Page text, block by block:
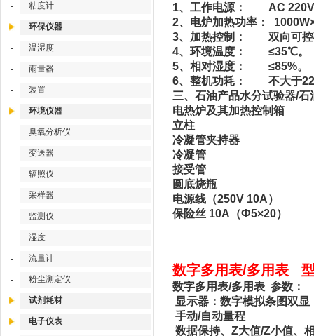
- 粘度计
环保仪器
- 温湿度
- 雨量器
- 装置
环境仪器
- 臭氧分析仪
- 变送器
- 辐照仪
- 采样器
- 监测仪
- 湿度
- 流量计
- 粉尘测定仪
试剂耗材
电子仪表
1、工作电源： AC
2、电炉加热功率：
3、加热控制： 双向可控
4、环境温度： ≤35℃。
5、相对湿度： ≤85%。
6、整机功耗： 不大于
三、石油产品水分试验器/
电热炉及其加热控制箱
立柱
冷凝管夹持器
冷凝管
接受管
圆底烧瓶
电源线（250V 10A）
保险丝 10A（Ф5×20）
数字多用表/多用表
数字多用表/多用表 参数：
显示器：数字模拟条图双
手动/自动量程
数据保持、Z大值/Z小值、